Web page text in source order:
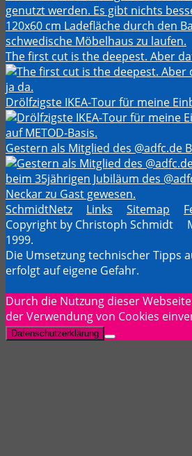
The first cut is the deepest. Aber
Drölfzigste IKEA-Tour für meine
Gestern als Mitglied des @adfc.de
SchmidtNetz Links Sitemap
Copyright by Christoph Schmidt
1999.
Die Umsetzung technischer Tipps
erfolgt auf eigene Gefahr.
Durch die Nutzung dieser
der Verwendung von Cookies
Datenschutzerklärung